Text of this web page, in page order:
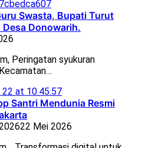
Swasta, Bupati Turut
Donowarih.
Peringatan syukuran
Santri Mendunia Resmi
22 Mei 2026